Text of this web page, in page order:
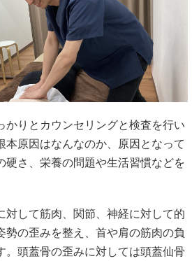
かりとカウンセリングと検査を行い
本原因はなんなのか、原因となって
硬さ、栄養の問題や生活習慣などを
対して筋肉、関節、神経に対して的
勢の歪みを整え、首や肩の筋肉の負
。頭蓋骨の歪みに対しては頭蓋仙骨